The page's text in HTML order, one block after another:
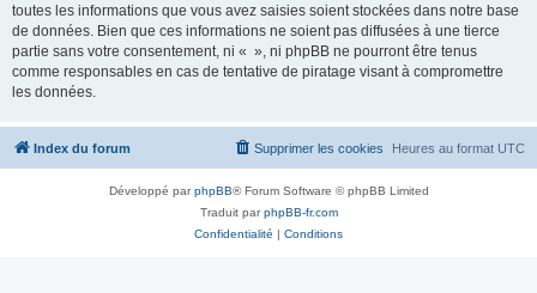
toutes les informations que vous avez saisies soient stockées dans notre base
de données. Bien que ces informations ne soient pas diffusées à une tierce
partie sans votre consentement, ni « », ni phpBB ne pourront être tenus
comme responsables en cas de tentative de piratage visant à compromettre
les données.
Index du forum Heures au format UTC
Supprimer les cookies
Développé parphpBB® Forum Software © phpBB Limited
Traduit parphpBB-fr.com
Confidentialité | Conditions